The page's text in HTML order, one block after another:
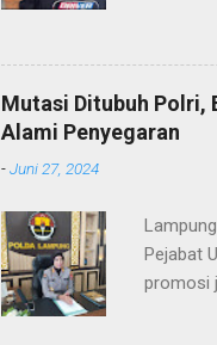
dari
Mutasi Ditubuh Polri,
Alami Penyegaran
-Juni 27, 2024
Pejabat
promosi